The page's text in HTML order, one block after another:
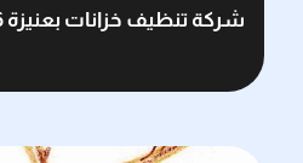
شركة تنظيف خزانات بعنيزة 0503162506